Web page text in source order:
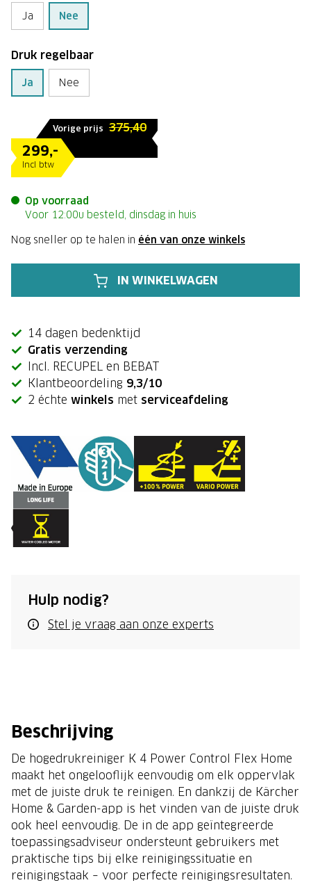
Ja Nee
Druk regelbaar
Ja Nee
Vorige prijs 375,40
299,-
Incl btw
Op voorraad
Voor 12:00u besteld, dinsdag in huis
Nog sneller op te halen in één van onze winkels
IN WINKELWAGEN
14 dagen bedenktijd
Gratis verzending
Incl. RECUPEL en BEBAT
Klantbeoordeling 9,3/10
2 échte winkels met serviceafdeling
Hulp nodig?
Stel je vraag aan onze experts
Beschrijving
De hogedrukreiniger K 4 Power Control Flex Home
maakt het ongelooflijk eenvoudig om elk oppervlak
met de juiste druk te reinigen. En dankzij de Kärcher
Home & Garden-app is het vinden van de juiste druk
ook heel eenvoudig. De in de app geïntegreerde
toepassingsadviseur ondersteunt gebruikers met
praktische tips bij elke reinigingssituatie en
reinigingstaak – voor perfecte reinigingsresultaten.